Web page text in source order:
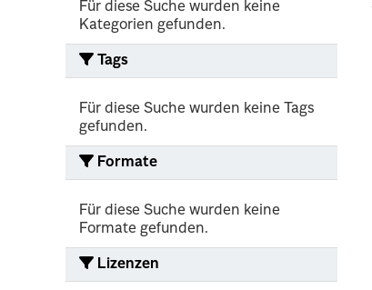
Für diese Suche wurden keine
Kategorien gefunden.
Tags
Für diese Suche wurden keine Tags
gefunden.
Formate
Für diese Suche wurden keine
Formate gefunden.
Lizenzen